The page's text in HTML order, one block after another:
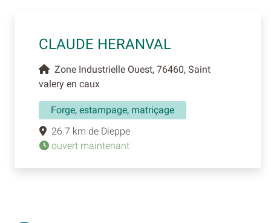
CLAUDE HERANVAL
Zone Industrielle Ouest, 76460, Saint
valery en caux
Forge, estampage, matriçage
26.7 km de Dieppe
ouvert maintenant